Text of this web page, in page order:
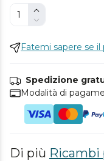
Fatemi sapere se
Spedizione
Modalità di
Di più Ricambi